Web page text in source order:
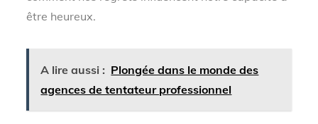
être heureux.
A lire aussi : Plongée dans le monde des
agences de tentateur professionnel